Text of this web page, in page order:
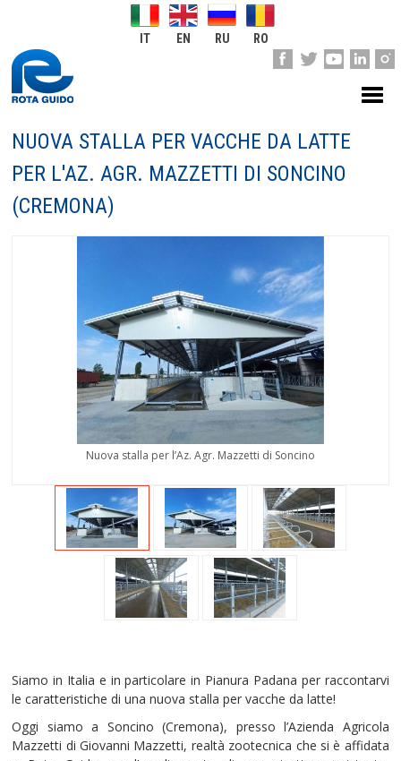
IT EN RU RO
NUOVA STALLA PER VACCHE DA LATTE
PER L'AZ. AGR. MAZZETTI DI SONCINO
(CREMONA)
Nuova stalla per l’Az. Agr. Mazzetti di Soncino
Siamo in Italia e in particolare in Pianura Padana per raccontarvi
le caratteristiche di una nuova stalla per vacche da latte!
Oggi siamo a Soncino (Cremona), presso l’Azienda Agricola
Mazzetti di Giovanni Mazzetti, realtà zootecnica che si è affidata